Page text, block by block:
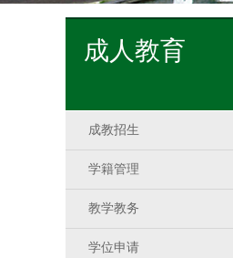
成人教育
成教招生
学籍管理
教学教务
学位申请